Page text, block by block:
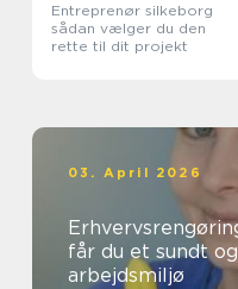
Entreprenør silkeborg
sådan vælger du den
rette til dit projekt
03. April 2026
får du et sundt
arbejdsmiljø